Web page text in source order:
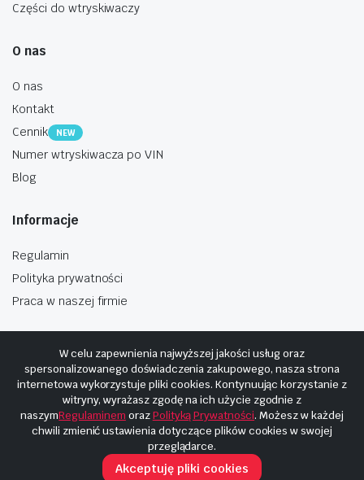
Części do wtryskiwaczy
O nas
O nas
Kontakt
Cennik
NEW
Numer wtryskiwacza po VIN
Blog
Informacje
Regulamin
Polityka prywatności
Praca w naszej firmie
Copyright © 2025 Hosting i budowa Cyberplaneta.pl
W celu zapewnienia najwyższej jakości usług oraz
spersonalizowanego doświadczenia zakupowego, nasza strona
internetowa wykorzystuje pliki cookies. Kontynuując korzystanie z
witryny, wyrażasz zgodę na ich użycie zgodnie z
naszymRegulaminem orazPolityką Prywatności. Możesz w każdej
chwili zmienić ustawienia dotyczące plików cookies w swojej
przeglądarce.
Akceptuję pliki cookies